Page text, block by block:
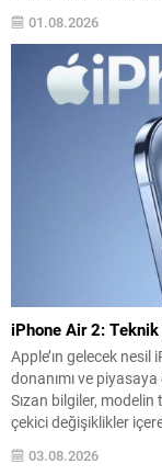
düzensiz olduğundan
01.08.2026
iPhone Air 2: Teknik
Apple’ın gelecek nesil
donanımı ve
Sızan bilgiler,
çekici değişiklikler
donanımında ve ağ
kamera ve ekran
03.08.2026